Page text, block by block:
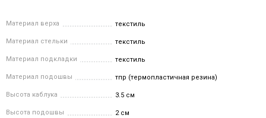
Материал верха текстиль
Материал стельки текстиль
Материал подкладки текстиль
Материал подошвы тпр (термопластичная резина)
Высота каблука 3.5 см
Высота подошвы 2 см